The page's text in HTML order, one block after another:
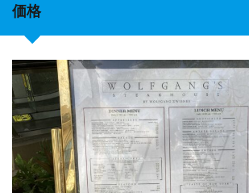
価格